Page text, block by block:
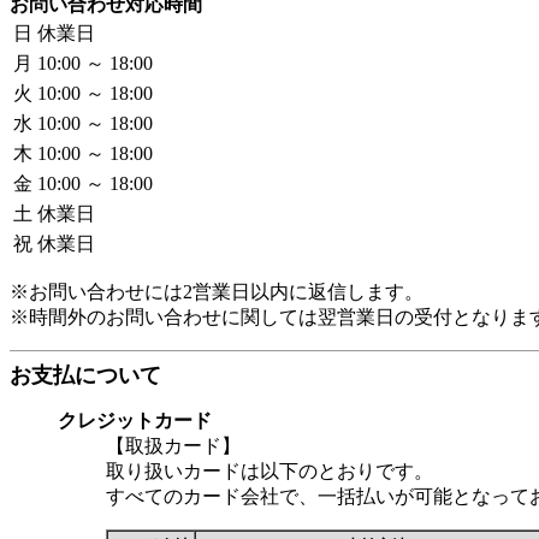
お問い合わせ対応時間
日 休業日
月 10:00 ～ 18:00
火 10:00 ～ 18:00
水 10:00 ～ 18:00
木 10:00 ～ 18:00
金 10:00 ～ 18:00
土 休業日
祝 休業日
※お問い合わせには2営業日以内に返信します。
※時間外のお問い合わせに関しては翌営業日の受付となりま
お支払について
クレジットカード
【取扱カード】
取り扱いカードは以下のとおりです。
すべてのカード会社で、一括払いが可能となって